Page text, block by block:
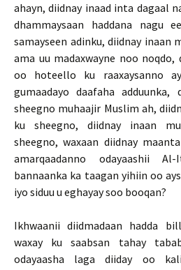
ahayn, diidnay inaad inta dagaal
dhammaysaan haddana nagu
samayseen adinku, diidnay inaan
ama uu madaxwayne noo
oo hoteello ku raaxaysanno
gumaadayo daafaha
sheegno muhaajir Muslim ah,
ku sheegno, diidnay inaan
sheegno, waxaan diidnay
amarqaadanno odayaashii
bannaanka ka taagan yihiin oo
iyo siduu u eghayay soo booqan?
Ikhwaanii diidmadaan hadda
waxay ku saabsan tahay
odayaasha laga diiday oo